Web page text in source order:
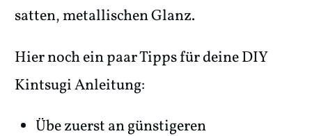
satten, metallischen Glanz.
Hier noch ein paar Tipps für deine DIY
Kintsugi Anleitung:
Übe zuerst an günstigeren